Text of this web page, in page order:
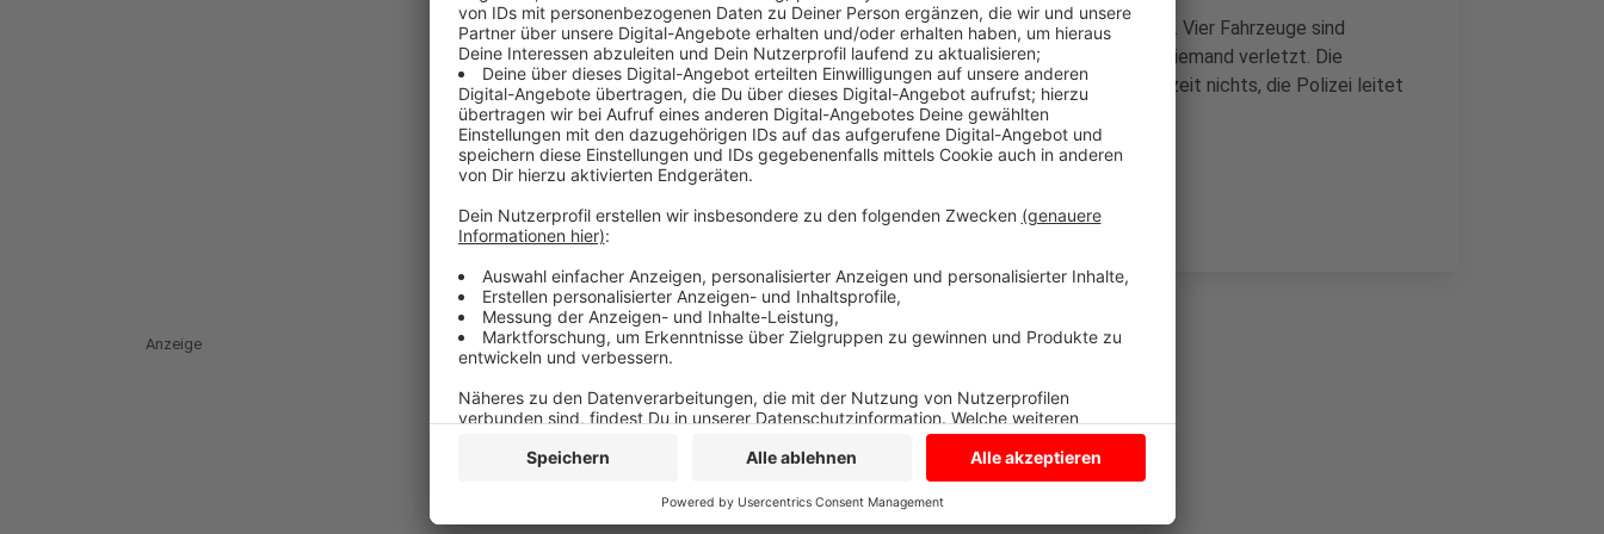
Auf der Brücke über die Autobahn 43 hat es einen Unfall gegeben. Vier Fahrzeuge sind
ineinander gefahren. Nach einem ersten Überblick der Polizei ist niemand verletzt. Die
Feuerwehr streut ausgelaufenes Öl und Sprit ab. Gesperrt ist derzeit nichts, die Polizei leitet
den Verkehr vorsichtig an dem Unfall vorbei.
Anzeige
Anzeige